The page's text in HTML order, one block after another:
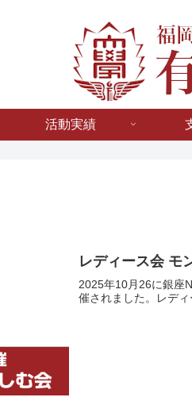
活動実績
レディース会 モ
2025年10月26に銀座
催されました。レデ